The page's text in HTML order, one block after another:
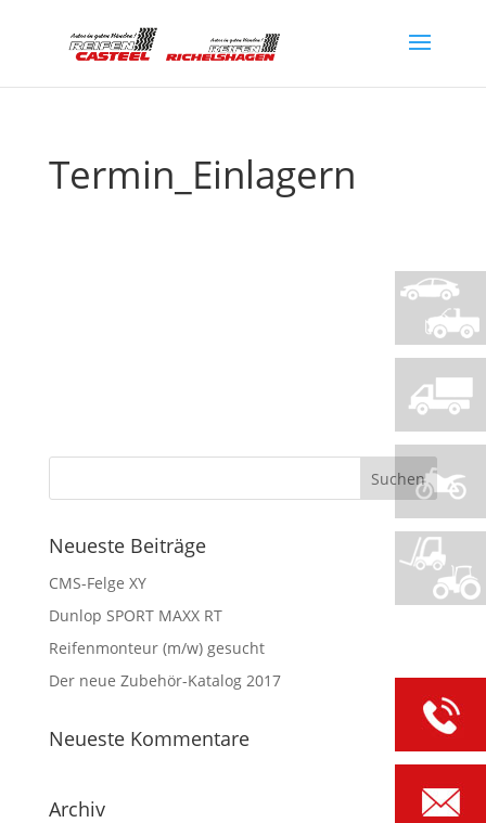
Termin_Einlagern
Neueste Beiträge
CMS-Felge XY
Dunlop SPORT MAXX RT
Reifenmonteur (m/w) gesucht
Der neue Zubehör-Katalog 2017
Neueste Kommentare
Archiv